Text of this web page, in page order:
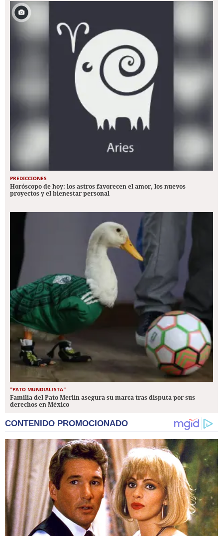
PREDICCIONES
Horóscopo de hoy: los astros favorecen el amor, los nuevos
proyectos y el bienestar personal
"PATO MUNDIALISTA"
Familia del Pato Merlín asegura su marca tras disputa por sus
derechos en México
CONTENIDO PROMOCIONADO